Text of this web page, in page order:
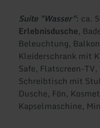
Suite "Wasser": ca.
Erlebnisdusche,
Beleuchtung,
Kleiderschrank mit
Safe, Flatscreen-
Schreibtisch mit
Dusche, Fön,
Kapselmaschine,